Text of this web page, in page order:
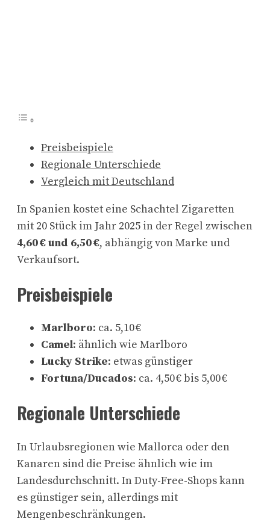
Preisbeispiele
Regionale Unterschiede
Vergleich mit Deutschland
In Spanien kostet eine Schachtel Zigaretten
mit 20 Stück im Jahr 2025 in der Regel zwischen
4,60 € und 6,50 €, abhängig von Marke und
Verkaufsort.
Preisbeispiele
Marlboro: ca. 5,10 €
Camel: ähnlich wie Marlboro
Lucky Strike: etwas günstiger
Fortuna/Ducados: ca. 4,50 € bis 5,00 €
Regionale Unterschiede
In Urlaubsregionen wie Mallorca oder den
Kanaren sind die Preise ähnlich wie im
Landesdurchschnitt. In Duty-Free-Shops kann
es günstiger sein, allerdings mit
Mengenbeschränkungen.